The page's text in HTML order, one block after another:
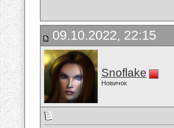
09.10.2022, 22:15
Snoflake
Новичок